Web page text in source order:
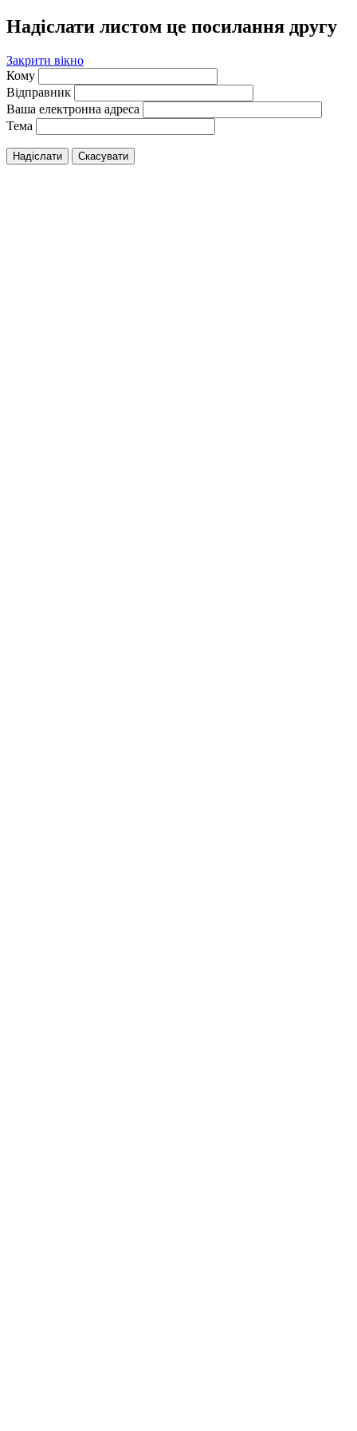
Надіслати листом це посилання другу
Закрити вікно
Кому
Відправник
Ваша електронна адреса
Тема
Надіслати Скасувати